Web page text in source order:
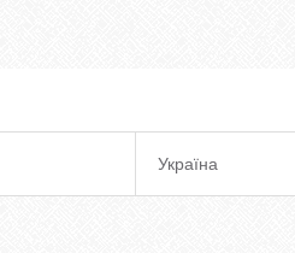
Україна